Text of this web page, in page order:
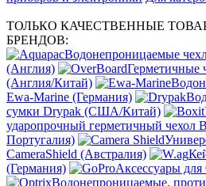
ТОЛЬКО КАЧЕСТВЕННЫЕ
БРЕНДОВ:
Водонепроницаемые
(Англия)
Герметичные
(Англия/Китай)
Ewa-Marine (Германия)
сумки Drypak (США/Китай)
ударопрочный герметичный чехол
Португалия)
CameraShield (Австралия)
(Германия)
Аксессуары
Водонепроницаемые,